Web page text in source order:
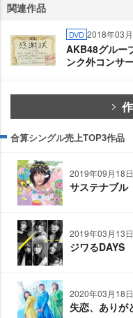
関連作品
DVD 2018年03
AKB48グルー
ンク外コンサ
合算シングル売上TOP3作品
2019年09月18
サステナブル
2019年03月13
ジワるDAYS
2020年03月18
失恋、ありが